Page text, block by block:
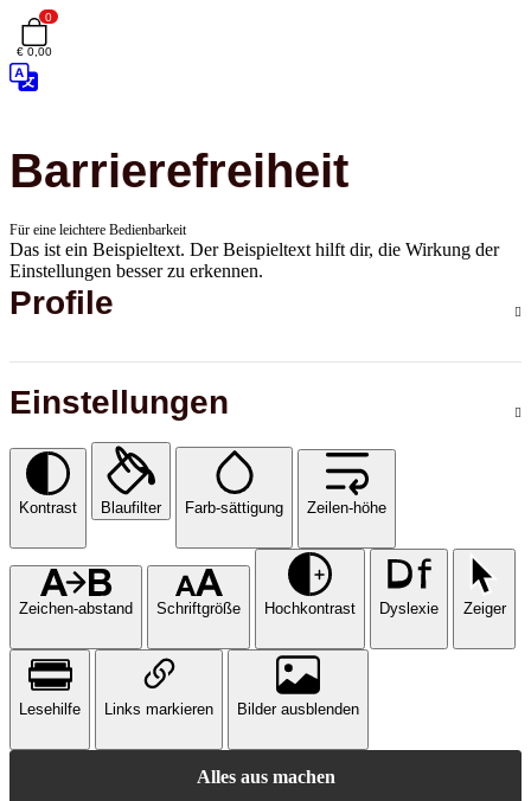
0
€ 0,00
Barrierefreiheit
Für eine leichtere Bedienbarkeit
Das ist ein Beispieltext. Der Beispieltext hilft dir, die Wirkung der
Einstellungen besser zu erkennen.
Profile
Einstellungen
Kontrast Blaufilter Farb-sättigung Zeilen-höhe
Zeichen-abstand Schriftgröße Hochkontrast Dyslexie Zeiger
Lesehilfe Links markieren Bilder ausblenden
Alles aus machen